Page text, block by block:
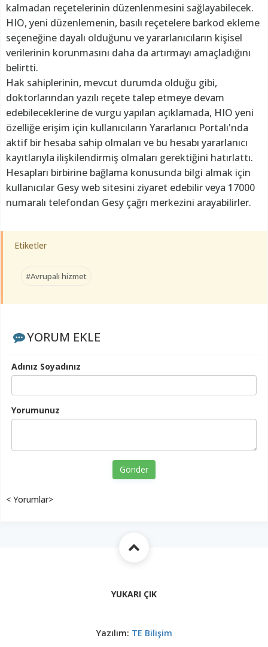
kalmadan reçetelerinin düzenlenmesini sağlayabilecek.
HIO, yeni düzenlemenin, basılı reçetelere barkod ekleme
seçeneğine dayalı olduğunu ve yararlanıcıların kişisel
verilerinin korunmasını daha da artırmayı amaçladığını
belirtti.
Hak sahiplerinin, mevcut durumda olduğu gibi,
doktorlarından yazılı reçete talep etmeye devam
edebileceklerine de vurgu yapılan açıklamada, HIO yeni
özelliğe erişim için kullanıcıların Yararlanıcı Portalı'nda
aktif bir hesaba sahip olmaları ve bu hesabı yararlanıcı
kayıtlarıyla ilişkilendirmiş olmaları gerektiğini hatırlattı.
Hesapları birbirine bağlama konusunda bilgi almak için
kullanıcılar Gesy web sitesini ziyaret edebilir veya 17000
numaralı telefondan Gesy çağrı merkezini arayabilirler.
Etiketler
#Avrupalı hizmet
YORUM EKLE
Adınız Soyadınız
Yorumunuz
Gönder
< Yorumlar>
YUKARI ÇIK
Yazılım: TE Bilişim